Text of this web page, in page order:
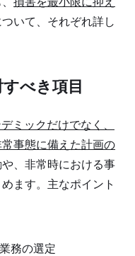
いて、それぞれ詳し
べき項目
ミックだけでなく、
事態に備えた計画の
、非常時における事
ます。主なポイント
務の選定